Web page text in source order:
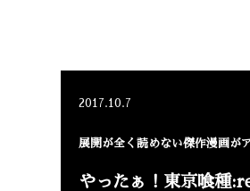
2017.10.7
展開が全く読めない傑作漫画が
やったぁ！東京喰種